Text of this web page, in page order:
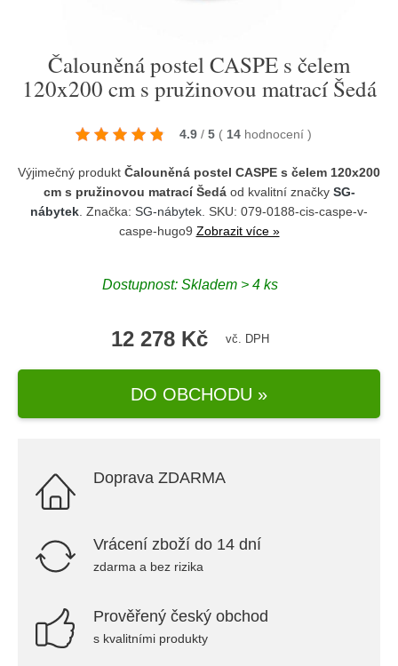
Čalouněná postel CASPE s čelem
120x200 cm s pružinovou matrací Šedá
4.9 / 5 ( 14 hodnocení )
Výjimečný produkt Čalouněná postel CASPE s čelem 120x200
cm s pružinovou matrací Šedáod kvalitní značky SG-
nábytek . Značka: SG-nábytek . SKU: 079-0188-cis-caspe-v-
caspe-hugo9 Zobrazit více »
Dostupnost: Skladem > 4 ks
12 278 Kč vč. DPH
DO OBCHODU »
Doprava ZDARMA
Vrácení zboží do 14 dní
zdarma a bez rizika
Prověřený český obchod
s kvalitními produkty